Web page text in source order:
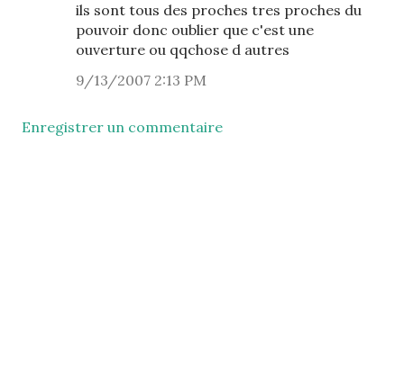
ils sont tous des proches tres proches du
pouvoir donc oublier que c'est une
ouverture ou qqchose d autres
9/13/2007 2:13 PM
Enregistrer un commentaire